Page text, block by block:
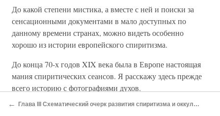
До какой степени мистика, а вместе с ней и поиски за
сенсационными документами в мало доступных по
данному времени странах, можно видеть особенно
хорошо из истории европейского спиритизма.
До конца 70-х годов XIX века была в Европе настоящая
мания спиритических сеансов. Я расскажу здесь прежде
всего историю с фотографиями духов.
В начале, — говорит д-р Леманн, — удавалось получать
← Глава III Схематический очерк развития спиритизма и оккультизма — в христианской Европе XIXвека